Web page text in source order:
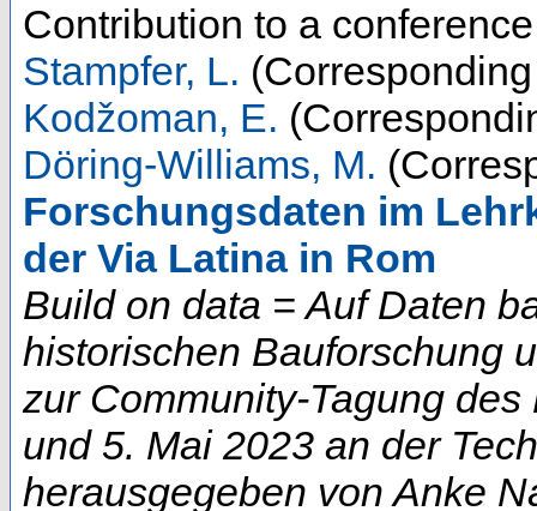
Contribution to a
Stampfer, L.
Kodžoman, E.
Döring-Williams, M.
Forschungsdaten im
der Via Latina in Rom
Build on data = Auf Daten
historischen Bauforschung
zur Community-Tagung
und 5. Mai 2023 an der
herausgegeben von Anke